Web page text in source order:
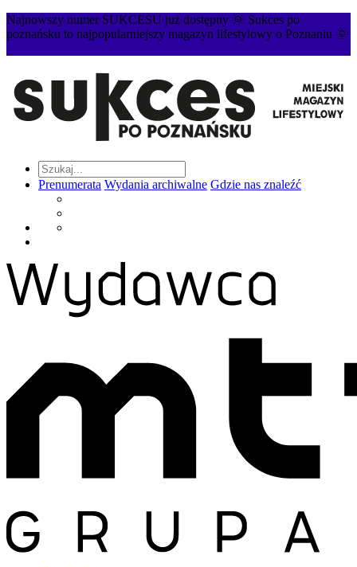
Najnowszy numer SUKCESU już dostępny 🌞 Sukces po
poznańsku to najpopularniejszy magazyn lifestylowy o Poznaniu 🌞
Prenumerata Wydania archiwalne Gdzie nas znaleźć